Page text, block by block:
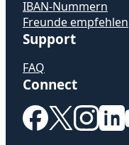
IBAN-Nummern
Freunde empfehlen
Support
FAQ
Connect
(wird in einem
(wird in(wird